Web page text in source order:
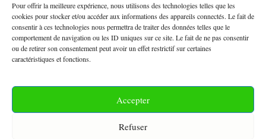
Pour offrir la meilleure expérience, nous utilisons des technologies telles que les
cookies pour stocker et/ou accéder aux informations des appareils connectés. Le fait de
consentir à ces technologies nous permettra de traiter des données telles que le
comportement de navigation ou les ID uniques sur ce site. Le fait de ne pas consentir
ou de retirer son consentement peut avoir un effet restrictif sur certaines
caractéristiques et fonctions.
Accepter
Refuser
Finaldées EURL
Siège social : 13 avenue Boudon, 75016, Paris
Nous contacter
Conditions Générales de Vente
Politique de Confidentialité